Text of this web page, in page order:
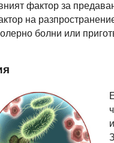
фактор за
на
болни или